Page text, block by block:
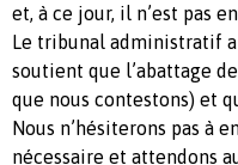
et, à ce jour, il n’est pas
Le tribunal administratif
soutient que l’abattage
que nous contestons) et
Nous n’hésiterons pas à
nécessaire et attendons